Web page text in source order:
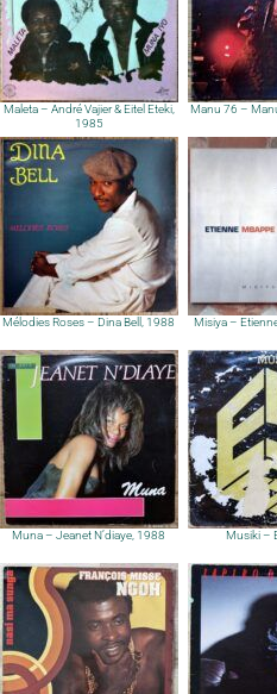
Maleta – André Vajier & Eitel Eteki,
1985
Manu 76 –
Mélodies Roses – Dina Bell, 1988 Misiya –
Muna – Jeanet N’diaye, 1988 Musiki –